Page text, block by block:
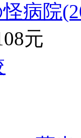
病院
元